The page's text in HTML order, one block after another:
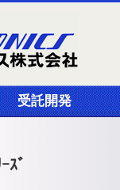
受託開発
ｽﾞ